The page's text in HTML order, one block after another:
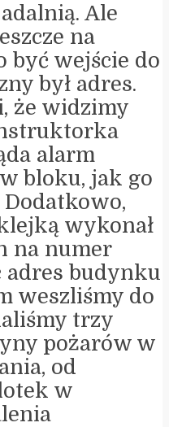
Ale
na
być wejście do
był adres.
że widzimy
alarm
bloku, jak go
wykonał
na numer
adres budynku
weszliśmy do
trzy
pożarów w
od
w